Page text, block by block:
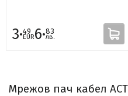
3·49
EUR6·83
лв.
Мрежов пач кабел ACT